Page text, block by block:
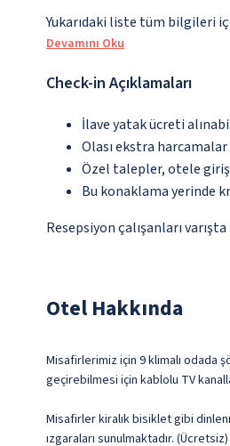
Yukarıdaki liste tüm bilgileri
Devamını Oku
Check-in Açıklamaları
İlave yatak ücreti
Olası ekstra
Özel talepler, otele giriş
Bu konaklama yerinde
Resepsiyon çalışanları
Otel Hakkında
Misafirlerimiz için 9 klimalı odada
geçirebilmesi için kablolu TV
Misafirler kiralık bisiklet gibi
ızgaraları sunulmaktadır.